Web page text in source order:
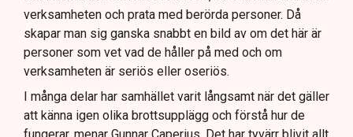
verksamheten och prata med berörda personer. Då
skapar man sig ganska snabbt en bild av om det här är
personer som vet vad de håller på med och om
verksamheten är seriös eller oseriös.
I många delar har samhället varit långsamt när det gäller
att känna igen olika brottsupplägg och förstå hur de